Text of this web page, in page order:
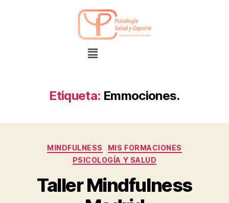
Etiqueta: Emmociones.
MINDFULNESS
MIS FORMACIONES
PSICOLOGÍA Y SALUD
Taller Mindfulness